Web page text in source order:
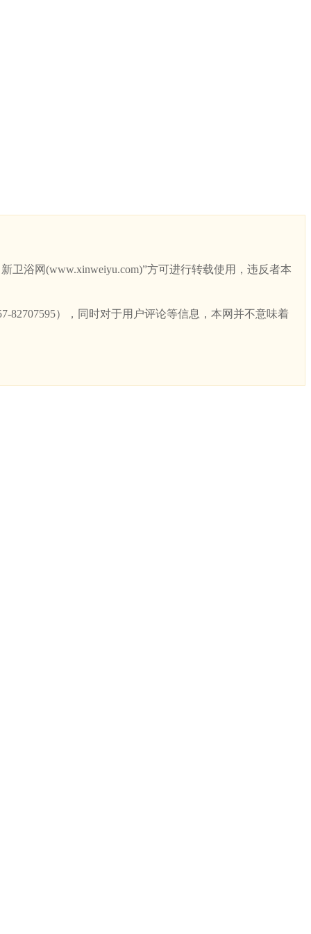
浴网(www.xinweiyu.com)”方可进行转载使用，违反者本
82707595），同时对于用户评论等信息，本网并不意味着